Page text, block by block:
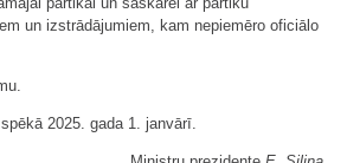
un izstrādājumiem, kam nepiemēro oficiālo
2025. gada 1. janvārī.